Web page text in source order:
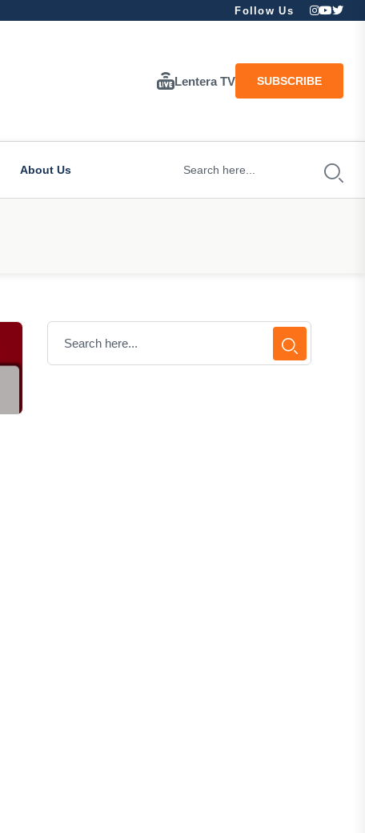
Follow Us
Lentera TV SUBSCRIBE
About Us